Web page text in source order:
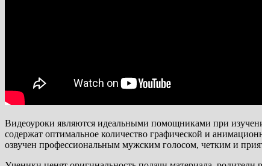
Видеоуроки являются идеальными помощниками при
содержат оптимальное количество графической и
озвучен профессиональным мужским голосом, четким и